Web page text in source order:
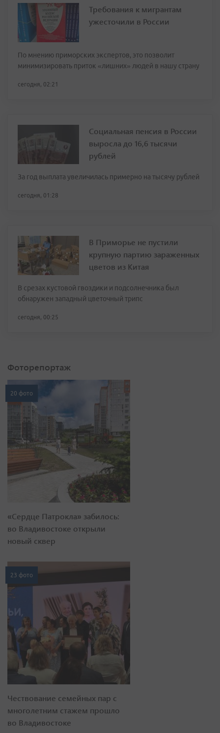
Требования к мигрантам
ужесточили в России
По мнению приморских экспертов, это позволит
минимизировать приток «лишних» людей в нашу страну
сегодня, 02:21
Социальная пенсия в России
выросла до 16,6 тысячи
рублей
За год выплата увеличилась примерно на тысячу рублей
сегодня, 01:28
В Приморье не пустили
крупную партию зараженных
цветов из Китая
В срезах кустовой гвоздики и подсолнечника был
обнаружен западный цветочный трипс
сегодня, 00:25
Фоторепортаж
20 фото
«Сердце Патрокла» забилось:
во Владивостоке открыли
новый сквер
23 фото
Чествование семейных пар с
многолетним стажем прошло
во Владивостоке